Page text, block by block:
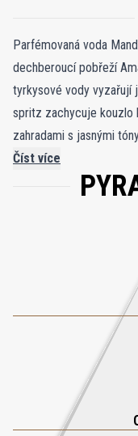
Parfémovaná voda
dechberoucí pobřeží
tyrkysové vody vyzařují
spritz zachycuje kouzlo
zahradami s jasnými
aromatického tymiánu a
osvěžující smyslové
noci rozkvetlé květiny
pižmový základ
univerzální volbou pro
Amalfi je esencí
abyste si v sobě nesli
naplňují váš
Číst více